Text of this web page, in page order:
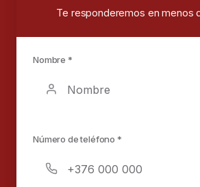
Te responderemos en menos
Nombre *
Número de teléfono *